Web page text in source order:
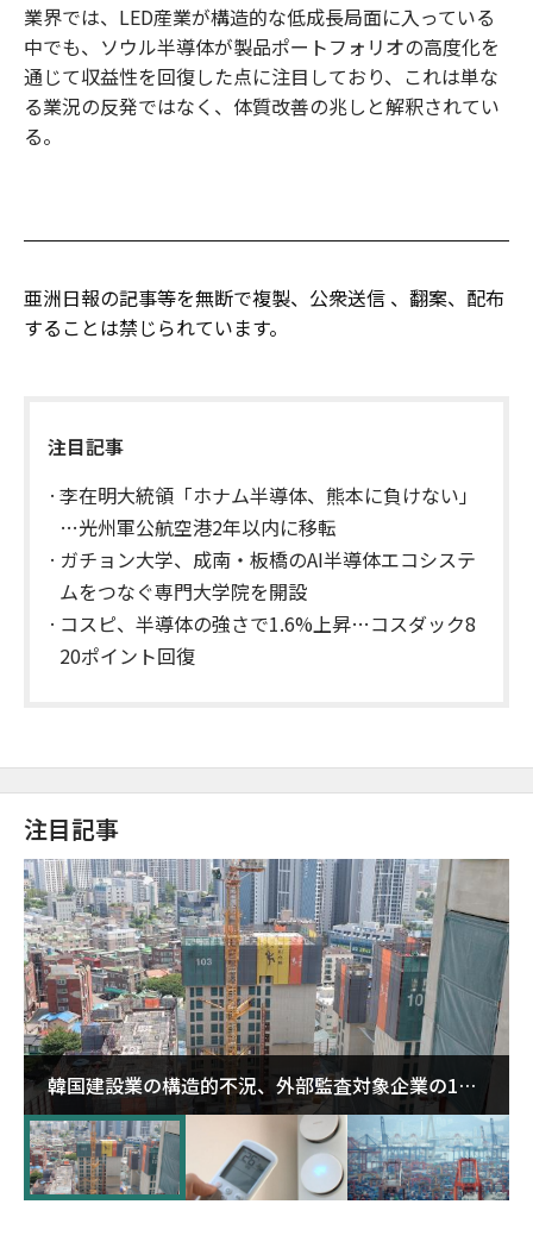
業界では、LED産業が構造的な低成長局面に入っている
中でも、ソウル半導体が製品ポートフォリオの高度化を
通じて収益性を回復した点に注目しており、これは単な
る業況の反発ではなく、体質改善の兆しと解釈されてい
る。
亜洲日報の記事等を無断で複製、公衆送信 、翻案、配布
することは禁じられています。
注目記事
李在明大統領「ホナム半導体、熊本に負けない」
…光州軍公航空港2年以内に移転
ガチョン大学、成南・板橋のAI半導体エコシステ
ムをつなぐ専門大学院を開設
コスピ、半導体の強さで1.6%上昇…コスダック8
20ポイント回復
注目記事
韓国建設業の構造的不況、外部監査対象企業の1割
超が「ゾンビ企業」に…5年で2.8倍増